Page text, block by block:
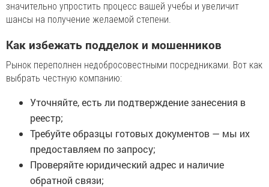
значительно упростить процесс вашей учебы и увеличит
шансы на получение желаемой степени.
Как избежать подделок и мошенников
Рынок переполнен недобросовестными посредниками. Вот как
выбрать честную компанию:
Уточняйте, есть ли подтверждение занесения в
реестр;
Требуйте образцы готовых документов — мы их
предоставляем по запросу;
Проверяйте юридический адрес и наличие
обратной связи;